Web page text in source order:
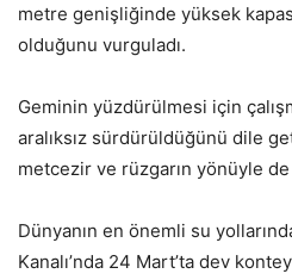
metre genişliğinde yüksek
olduğunu vurguladı.
Geminin yüzdürülmesi için
aralıksız sürdürüldüğünü dile
metcezir ve rüzgarın yönüyle
Dünyanın en önemli su
Kanalı’nda 24 Mart’ta dev